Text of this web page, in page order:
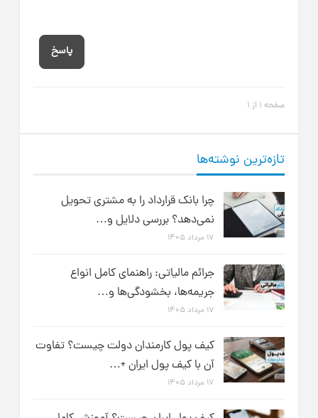
پاسخ
صفحه 1 از 1
تازه‌ترین نوشته‌ها
چرا بانک قرارداد را به مشتری تحویل
نمی‌دهد؟ بررسی دلایل و…
۱۷ مرداد ۱۴۰۵
جرائم مالیاتی: راهنمای کامل انواع
جریمه‌ها، بخشودگی‌ها و…
۱۷ مرداد ۱۴۰۵
کیف پول کارمندان دولت چیست؟ تفاوت
آن با کیف پول ایران +…
۱۷ مرداد ۱۴۰۵